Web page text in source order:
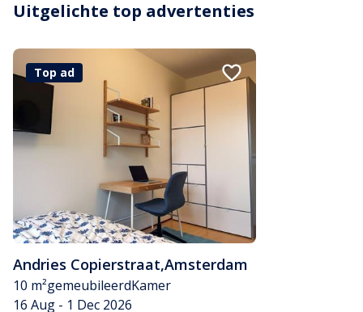
Uitgelichte top advertenties
Top ad
Andries Copierstraat,Amsterdam
10 m²gemeubileerdKamer
16 Aug - 1 Dec 2026